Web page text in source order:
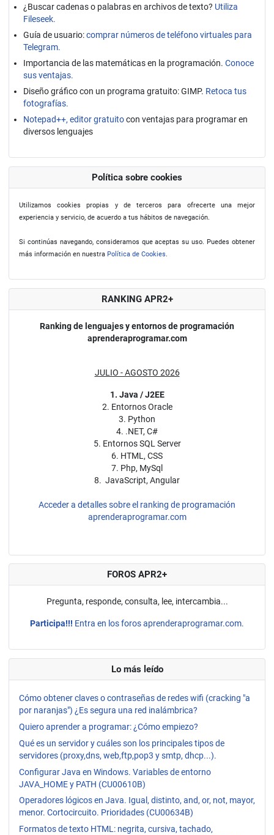
¿Buscar cadenas o palabras en archivos de texto? Utiliza
Fileseek.
Guía de usuario:comprar números de teléfono virtuales para
Telegram.
Importancia de las matemáticas en la programación. Conoce
sus ventajas.
Diseño gráfico con un programa gratuito: GIMP. Retoca tus
fotografías.
Notepad++, editor gratuitocon ventajas para programar en
diversos lenguajes
Política sobre cookies
Utilizamos cookies propias y de terceros para ofrecerte una mejor
experiencia y servicio, de acuerdo a tus hábitos de navegación.
Si continúas navegando, consideramos que aceptas su uso. Puedes obtener
más información en nuestra Política de Cookies.
RANKING APR2+
Ranking de lenguajes y entornos de programación
aprenderaprogramar.com
JULIO - AGOSTO 2026
1. Java / J2EE
2. Entornos Oracle
3. Python
4. .NET, C#
5. Entornos SQL Server
6. HTML, CSS
7. Php, MySql
8. JavaScript, Angular
Acceder a detalles sobre el ranking de programación
aprenderaprogramar.com
FOROS APR2+
Pregunta, responde, consulta, lee, intercambia...
Participa!!! Entra en los foros aprenderaprogramar.com.
Lo más leído
Cómo obtener claves o contraseñas de redes wifi (cracking "a
por naranjas") ¿Es segura una red inalámbrica?
Quiero aprender a programar: ¿Cómo empiezo?
Qué es un servidor y cuáles son los principales tipos de
servidores (proxy,dns, web,ftp,pop3 y smtp, dhcp...).
Configurar Java en Windows. Variables de entorno
JAVA_HOME y PATH (CU00610B)
Operadores lógicos en Java. Igual, distinto, and, or, not, mayor,
menor. Cortocircuito. Prioridades (CU00634B)
Formatos de texto HTML: negrita, cursiva, tachado,